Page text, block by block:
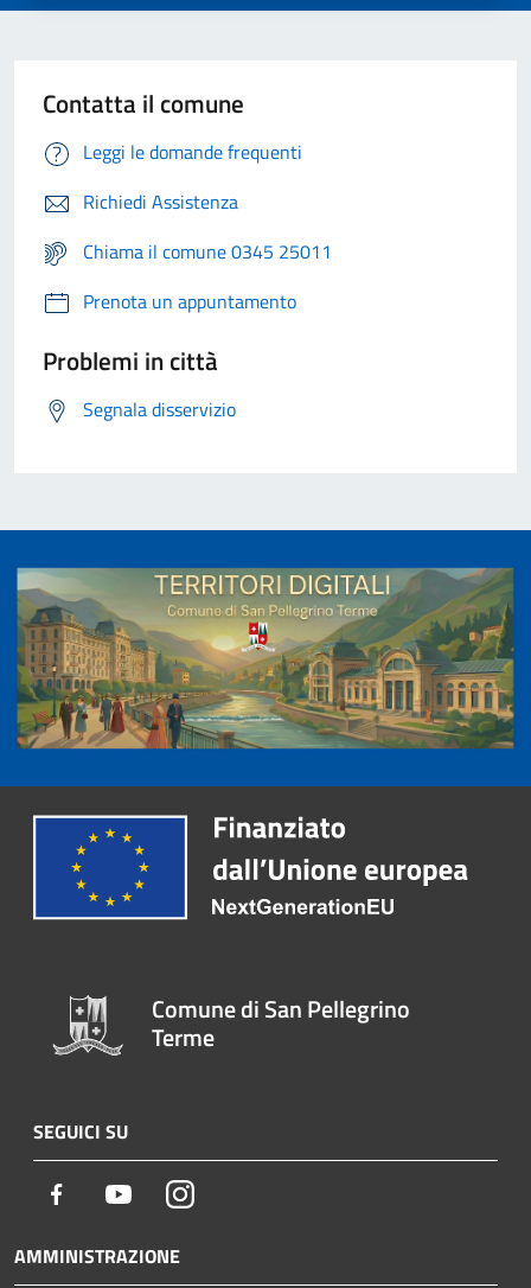
Contatta il comune
Leggi le domande frequenti
Richiedi Assistenza
Chiama il comune 0345 25011
Prenota un appuntamento
Problemi in città
Segnala disservizio
Comune di San Pellegrino
Terme
SEGUICI SU
Facebook YoutubeInstagram
AMMINISTRAZIONE